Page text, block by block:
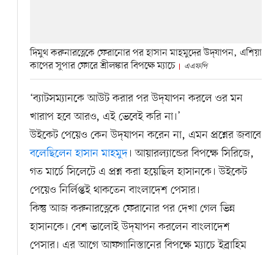
দিমুথ করুনারত্নেকে ফেরানোর পর হাসান মাহমুদের উদ্‌যাপন, এশিয়া
কাপের সুপার ফোরে শ্রীলঙ্কার বিপক্ষে ম্যাচে
এএফপি
‘ব্যাটসম্যানকে আউট করার পর উদ্‌যাপন করলে ওর মন
খারাপ হবে আরও, এই ভেবেই করি না।’
উইকেট পেয়েও কেন উদ্‌যাপন করেন না, এমন প্রশ্নের জবাবে
বলেছিলেন হাসান মাহমুদ। আয়ারল্যান্ডের বিপক্ষে সিরিজে,
গত মার্চে সিলেটে এ প্রশ্ন করা হয়েছিল হাসানকে। উইকেট
পেয়েও নির্লিপ্তই থাকতেন বাংলাদেশ পেসার।
কিন্তু আজ করুনারত্নেকে ফেরানোর পর দেখা গেল ভিন্ন
হাসানকে। বেশ ভালোই উদ্‌যাপন করলেন বাংলাদেশ
পেসার। এর আগে আফগানিস্তানের বিপক্ষে ম্যাচে ইব্রাহিম